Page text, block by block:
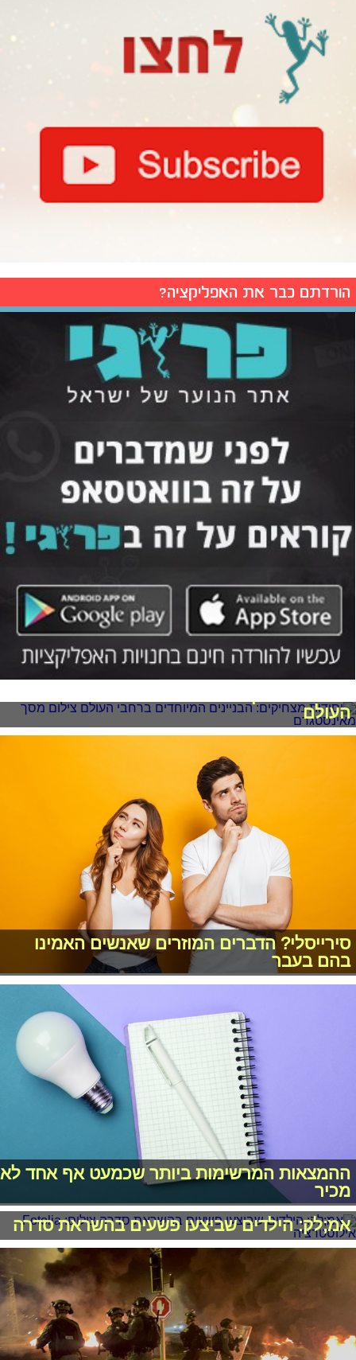
הורדתם כבר את האפליקציה?
העולם
סירייסלי? הדברים המוזרים שאנשים האמינו
בהם בעבר
ההמצאות המרשימות ביותר שכמעט אף אחד לא
מכיר
אמ;לק: הילדים שביצעו פשעים בהשראת סדרה